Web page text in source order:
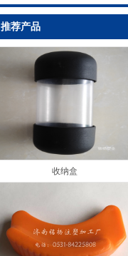
推荐产品
收纳盒